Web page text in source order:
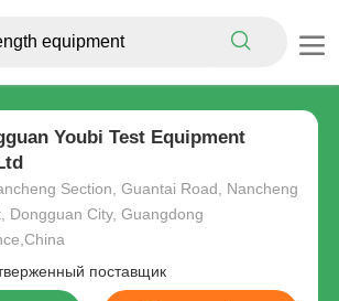
Youbi Test Equipment
Section, Guantai Road, Nancheng
Dongguan City, Guangdong
поставщик